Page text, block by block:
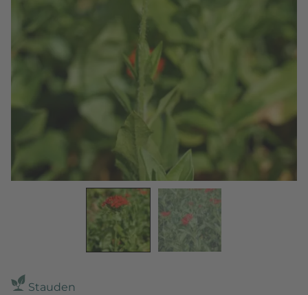
Stauden